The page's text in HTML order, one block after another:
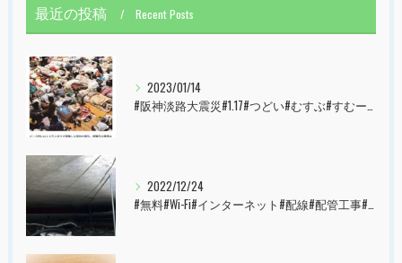
最近の投稿 Recent Posts
2023/01/14
2022/12/24